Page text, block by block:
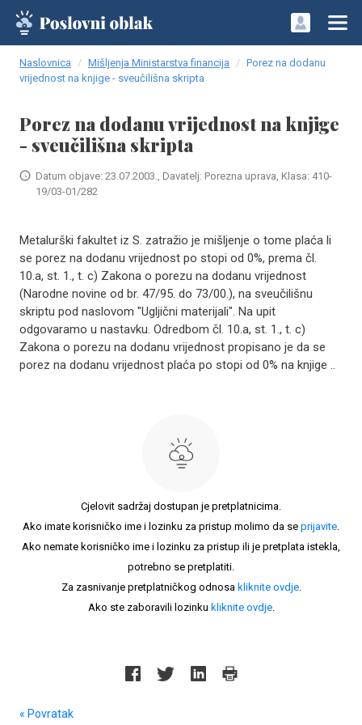
Naslovnica Mišljenja Ministarstva financija
Porez na dodanu
vrijednost na knjige - sveučilišna skripta
Porez na dodanu vrijednost na knjige
- sveučilišna skripta
Datum objave: 23.07.2003., Davatelj: Porezna uprava, Klasa: 410-
19/03-01/282
Metalurški fakultet iz S. zatražio je mišljenje o tome plaća li
se porez na dodanu vrijednost po stopi od 0%, prema čl.
10.a, st. 1., t. c) Zakona o porezu na dodanu vrijednost
(Narodne novine od br. 47/95. do 73/00.), na sveučilišnu
skriptu pod naslovom "Ugljični materijali". Na upit
odgovaramo u nastavku. Odredbom čl. 10.a, st. 1., t. c)
Zakona o porezu na dodanu vrijednost propisano je da se
porez na dodanu vrijednost plaća po stopi od 0% na knjige ..
Cjelovit sadržaj dostupan je pretplatnicima.
Ako imate korisničko ime i lozinku za pristup molimo da se prijavite.
Ako nemate korisničko ime i lozinku za pristup ili je pretplata istekla,
potrebno se pretplatiti.
Za zasnivanje pretplatničkog odnosa kliknite ovdje.
Ako ste zaboravili lozinku kliknite ovdje.
« Povratak